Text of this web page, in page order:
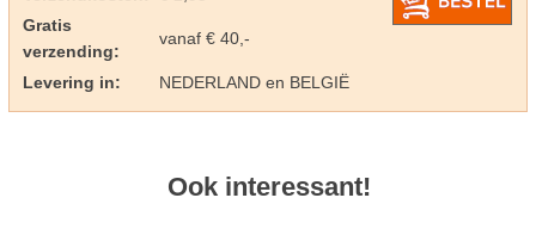
Gratis
verzending:
vanaf € 40,-
Levering in: NEDERLAND en BELGIË
Ook interessant!